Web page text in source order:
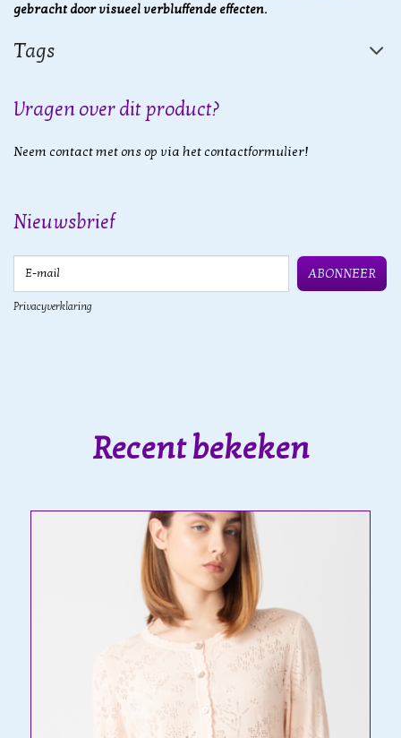
gebracht door visueel verbluffende effecten.
Tags
Vragen over dit product?
Neem contact met ons op via het contactformulier!
Nieuwsbrief
ABONNEER
Privacyverklaring
Recent bekeken